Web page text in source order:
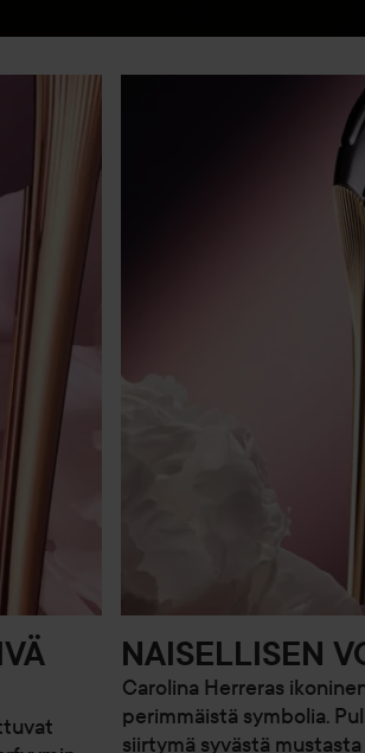
NAISELLISEN
Carolina Herreras
perimmäistä symbolia.
siirtymä syvästä